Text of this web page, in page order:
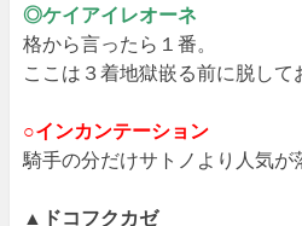
◎ケイアイレオーネ
格から言ったら１番。
ここは３着地獄嵌る前に脱して
○インカンテーション
騎手の分だけサトノより人気が
▲ドコフクカゼ